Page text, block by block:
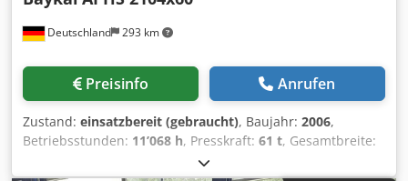
Deutschland 293 km
Preisinfo Anrufen
Zustand: einsatzbereit (gebraucht), Baujahr: 2006,
Betriebsstunden: 11’068 h, Presskraft: 61 t, Gesamtbreite:
2’300 mm